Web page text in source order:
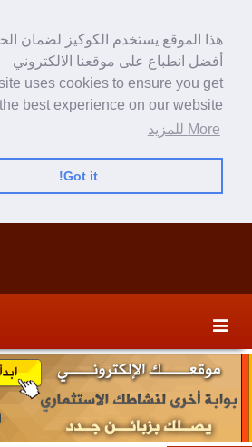
هذا الموقع يستخدم الكوكيز لضمان
أفضل انطباع على موقعنا الالكتروني
uses cookies to ensure you get
the best experience on our website
More للمزيد
Got it!
content
secondary
content